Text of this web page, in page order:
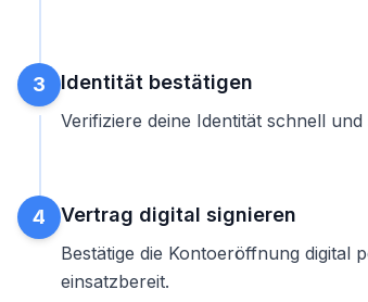
3 Identität bestätigen
Verifiziere deine Identität schnell
4 Vertrag digital signieren
Bestätige die Kontoeröffnung digital
einsatzbereit.